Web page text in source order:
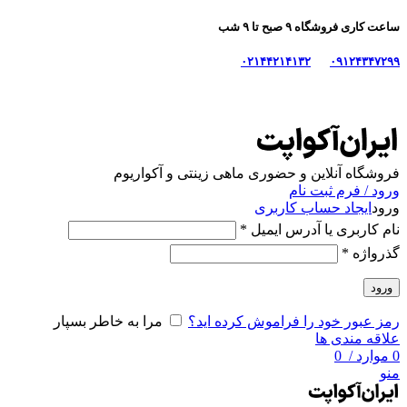
ساعت کاری فروشگاه ۹ صبح تا ۹ شب
۰۹۱۲۴۳۴۷۲۹۹ ۰۲۱۴۴۲۱۴۱۳۲
فروشگاه آنلاین و حضوری ماهی‌ زینتی و آکواریوم
ورود / فرم ثبت نام
ورود ایجاد حساب کاربری
نام کاربری یا آدرس ایمیل *
گذرواژه *
ورود
رمز عبور خود را فراموش کرده اید؟
مرا به خاطر بسپار
علاقه مندی ها
0 موارد /
منو